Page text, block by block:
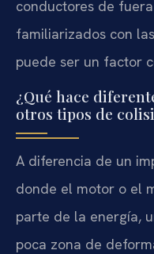
conductores de
familiarizados con
puede ser un factor
¿Qué hace
otros tipos de
A diferencia de un
donde el motor o el
parte de la energía,
poca zona de